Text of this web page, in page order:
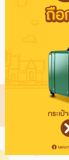
BRANCH